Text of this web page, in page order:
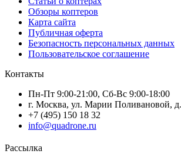
Обзоры коптеров
Карта сайта
Публичная оферта
Безопасность персональных данных
Пользовательское соглашение
Контакты
Пн-Пт 9:00-21:00, Сб-Вс 9:00-18:00
г. Москва, ул. Марии Поливановой,
+7 (495) 150 18 32
info@quadrone.ru
Рассылка